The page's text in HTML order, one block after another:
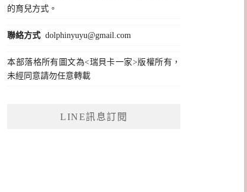
的育兒方式。
聯絡方式 dolphinyuyu@gmail.com
本部落格所有圖文為<瑞貝卡一家>版權所有，
未經同意請勿任意轉載
LINE訊息訂閱